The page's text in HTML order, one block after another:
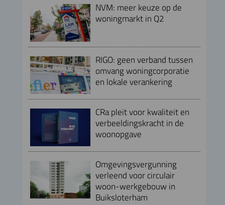
NVM: meer keuze op de
woningmarkt in Q2
RIGO: geen verband tussen
omvang woningcorporatie
en lokale verankering
CRa pleit voor kwaliteit en
verbeeldingskracht in de
woonopgave
Omgevingsvergunning
verleend voor circulair
woon-werkgebouw in
Buiksloterham